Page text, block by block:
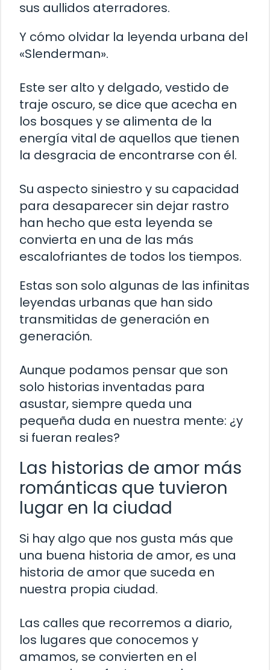
sus aullidos aterradores.
Y cómo olvidar la leyenda urbana del
«Slenderman».
Este ser alto y delgado, vestido de
traje oscuro, se dice que acecha en
los bosques y se alimenta de la
energía vital de aquellos que tienen
la desgracia de encontrarse con él.
Su aspecto siniestro y su capacidad
para desaparecer sin dejar rastro
han hecho que esta leyenda se
convierta en una de las más
escalofriantes de todos los tiempos.
Estas son solo algunas de las infinitas
leyendas urbanas que han sido
transmitidas de generación en
generación.
Aunque podamos pensar que son
solo historias inventadas para
asustar, siempre queda una
pequeña duda en nuestra mente: ¿y
si fueran reales?
Las historias de amor más
románticas que tuvieron
lugar en la ciudad
Si hay algo que nos gusta más que
una buena historia de amor, es una
historia de amor que suceda en
nuestra propia ciudad.
Las calles que recorremos a diario,
los lugares que conocemos y
amamos, se convierten en el